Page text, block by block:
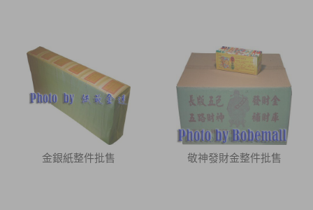
金銀紙整件批售 敬神發財金整件批售